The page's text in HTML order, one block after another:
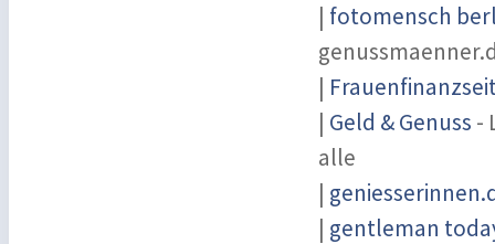
| fotomensch
|
| Geld & Genuss -
alle
|
| gentleman